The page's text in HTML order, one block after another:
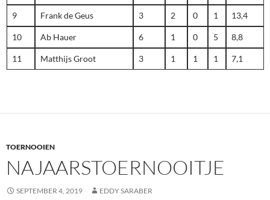
9 Frank de Geus 3 2 0 1 13,4
10 Ab Hauer 6 1 0 5 8,8
11 Matthijs Groot 3 1 1 1 7,1
TOERNOOIEN
NAJAARSTOERNOOITJE
SEPTEMBER 4, 2019 EDDY SARABER